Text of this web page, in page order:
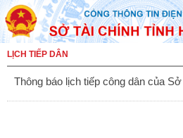
LỊCH TIẾP DÂN
Thông báo lịch tiếp công dân của
Đã kết nối EMC